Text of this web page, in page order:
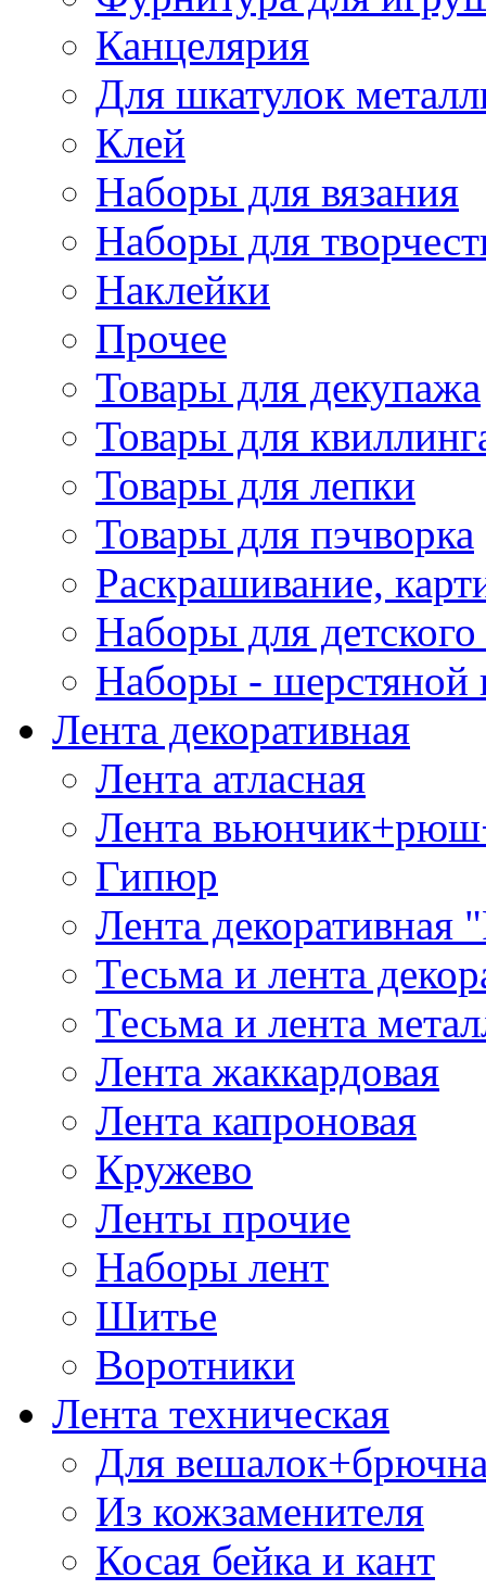
Канцелярия
Для шкатулок
Клей
Наборы для вязания
Наборы для
Наклейки
Прочее
Товары для декупажа
Товары для
Товары для лепки
Товары для пэчворка
Раскрашивание,
Наборы для
Наборы - шерстяной
Лента декоративная
Лента атласная
Лента
Гипюр
Лента декоративная
Тесьма и лента
Тесьма и лента
Лента жаккардовая
Лента капроновая
Кружево
Ленты прочие
Наборы лент
Шитье
Воротники
Лента техническая
Для
Из кожзаменителя
Косая бейка и кант